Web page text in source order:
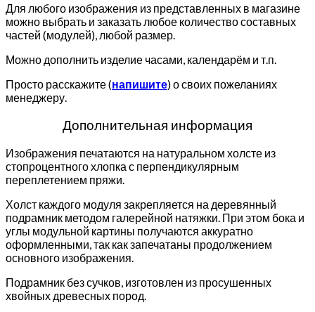
Для любого изображения из представленных в магазине
можно выбрать и заказать любое количество составных
частей (модулей), любой размер.
Можно дополнить изделие часами, календарём и т.п.
Просто расскажите (напишите) о своих пожеланиях
менеджеру.
Дополнительная информация
Изображения печатаются на натуральном холсте из
стопроцентного хлопка с перпендикулярным
переплетением пряжи.
Холст каждого модуля закрепляется на деревянный
подрамник методом галерейной натяжки. При этом бока и
углы модульной картины получаются аккуратно
оформленными, так как запечатаны продолжением
основного изображения.
Подрамник без сучков, изготовлен из просушенных
хвойных древесных пород.